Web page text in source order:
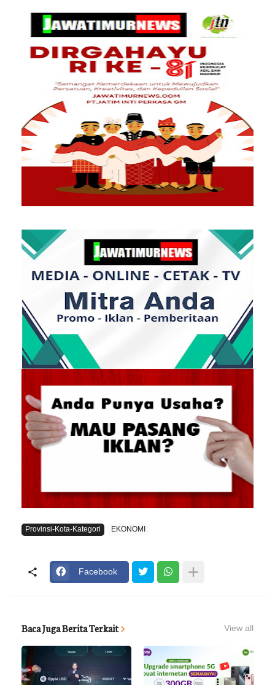
Provinsi-Kota-Kategori EKONOMI
Facebook
Baca Juga Berita Terkait View all